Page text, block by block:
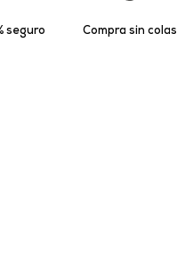
seguro Compra sin colas